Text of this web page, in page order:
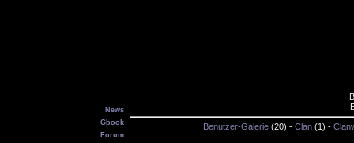
News
Gbook
Forum
Benutzer-Galerie(20) - Clan(1) -